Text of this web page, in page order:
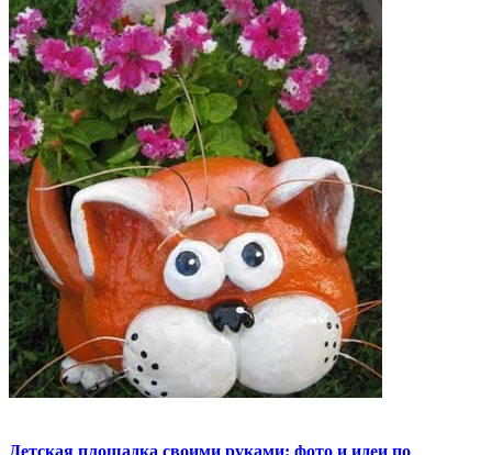
Детская площадка своими руками: фото и идеи по